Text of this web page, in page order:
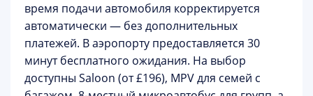
время подачи автомобиля корректируется
автоматически — без дополнительных
платежей. В аэропорту предоставляется 30
минут бесплатного ожидания. На выбор
доступны Saloon (от £196), MPV для семей с